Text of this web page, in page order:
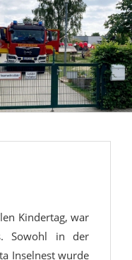
Kindertag, war
Sowohl in der
Inselnest wurde